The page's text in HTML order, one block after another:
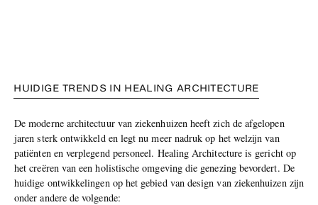
HUIDIGE TRENDS IN HEALING ARCHITECTURE
De moderne architectuur van ziekenhuizen heeft zich de afgelopen
jaren sterk ontwikkeld en legt nu meer nadruk op het welzijn van
patiënten en verplegend personeel. Healing Architecture is gericht op
het creëren van een holistische omgeving die genezing bevordert. De
huidige ontwikkelingen op het gebied van design van ziekenhuizen zijn
onder andere de volgende: